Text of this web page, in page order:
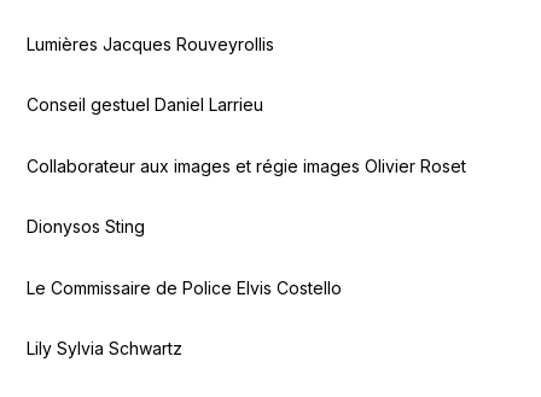
Lumières Jacques Rouveyrollis
Conseil gestuel Daniel Larrieu
Collaborateur aux images et régie images Olivier Roset
Dionysos Sting
Le Commissaire de Police Elvis Costello
Lily Sylvia Schwartz